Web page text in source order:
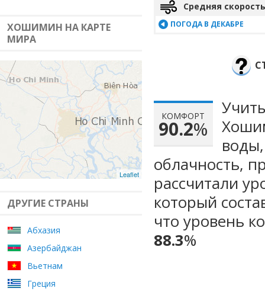
ХОШИМИН НА КАРТЕ
МИРА
Leaflet
ДРУГИЕ СТРАНЫ
Абхазия
Азербайджан
Вьетнам
Греция
Средняя
ПОГОДА В ДЕКАБРЕ
КОМФОРТ
90.2%
облачность,
рассчитали
который
что уровень
88.3%